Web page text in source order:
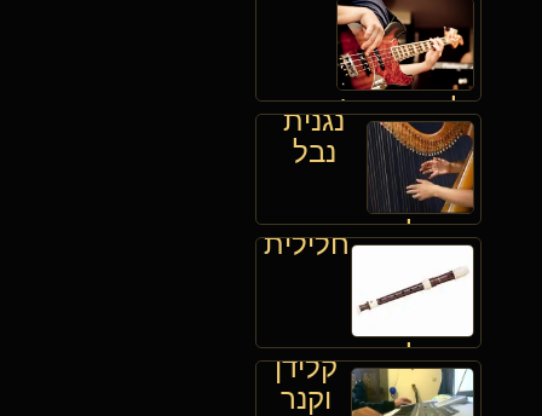
לאירועים (גיטרה
ספרדית)
נגנית
נבל
לאירועיםחלילית
לאירועיםקלידן
וקנר